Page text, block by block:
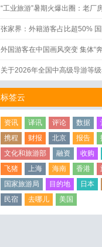
“工业旅游”暑期火爆出圈：老厂
张家界：外籍游客占比超50%
外国游客在中国画风突变 集体“
关于2026年全国中高级导游等
标签云
资讯 译讯 评论 数据
携程
财报 北京 报告
文化和旅游部
融资 收购
飞猪
上海 海南 香港
国家旅游局
目的地 日本
民宿
去哪儿 美国